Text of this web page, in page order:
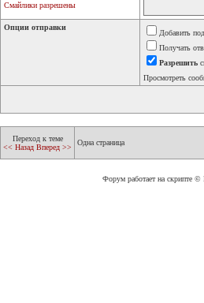
Смайлики разрешены
Опции отправки
Добавить
Получать
Разрешить
Просмотреть
Переход к теме
<< Назад Вперед >>
Одна страница
Форум работает на скрипте ©